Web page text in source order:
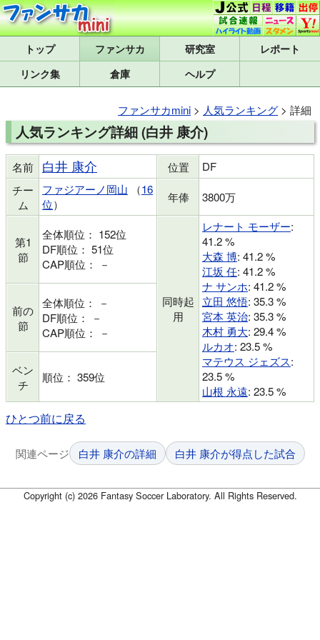
トップ 研究室
レポート
リンク集
倉庫 ヘルプ
ファンサカmini > 人気ランキング > 詳細
人気ランキング詳細 (白井 康介)
名前 白井 康介 位置
DF
チー
ム
ファジアーノ岡山 （16
位） 年俸 3800万
第1
節
全体順位： 152位
DF順位： 51位
CAP順位： －
同時起
用
レナート モーザー:
41.2 %
大森 博: 41.2 %
江坂 任: 41.2 %
ナ サンホ: 41.2 %
立田 悠悟: 35.3 %
宮本 英治: 35.3 %
木村 勇大: 29.4 %
ルカオ: 23.5 %
マテウス ジェズス:
23.5 %
山根 永遠: 23.5 %
前の
節
全体順位： －
DF順位： －
CAP順位： －
ベン
チ
順位： 359位
ひとつ前に戻る
関連ページ 白井 康介の詳細 白井 康介が得点した試合
Copyright (c) 2026 Fantasy Soccer Laboratory. All Rights Reserved.